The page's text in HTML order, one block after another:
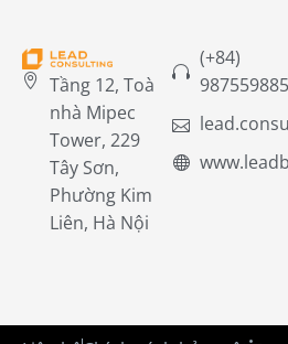
Tầng 12, Toà
nhà Mipec
Tower, 229
Tây Sơn,
Phường Kim
Liên, Hà Nội
(+84)
987559885